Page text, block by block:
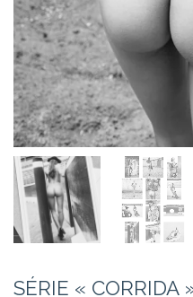
SÉRIE « CORRIDA